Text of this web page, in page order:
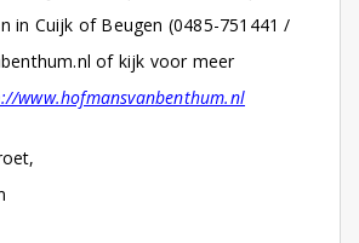
in Cuijk of Beugen (0485-751441 /
of kijk voor meer
www.hofmansvanbenthum.nl